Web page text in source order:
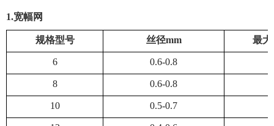
1.宽幅网
规格型号 丝径mm 最大
6 0.6-0.8
8 0.6-0.8
10 0.5-0.7